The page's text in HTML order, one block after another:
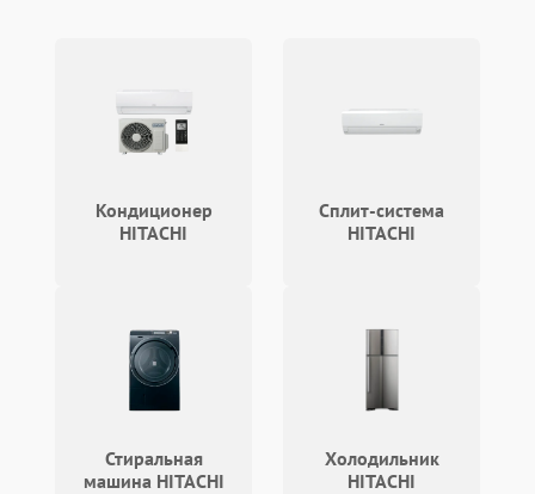
Кондиционер
HITACHI
Сплит-система
HITACHI
Стиральная
машина HITACHI
Холодильник
HITACHI